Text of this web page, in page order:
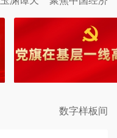
数字样板间